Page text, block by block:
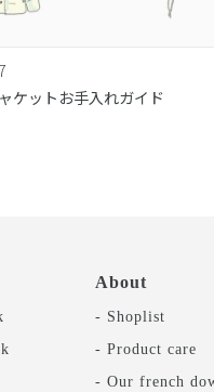
ケットお手入れガイド
About
- Shoplist
- Product care
- Our french